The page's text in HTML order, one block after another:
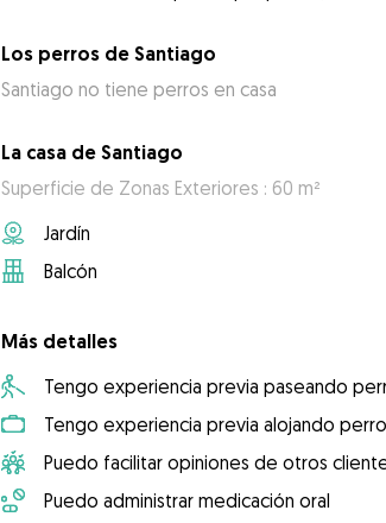
Los perros de Santiago
Santiago no tiene perros en casa
La casa de Santiago
Superficie de Zonas Exteriores : 60 m²
Jardín
Balcón
Más detalles
Tengo experiencia previa paseando
Tengo experiencia previa alojando
Puedo facilitar opiniones de otros
Puedo administrar medicación oral